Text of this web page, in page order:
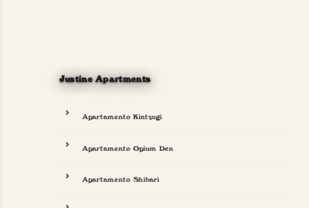
Justine Apartments
Apartamento Kintsugi
Apartamento Opium Den
Apartamento Shibari